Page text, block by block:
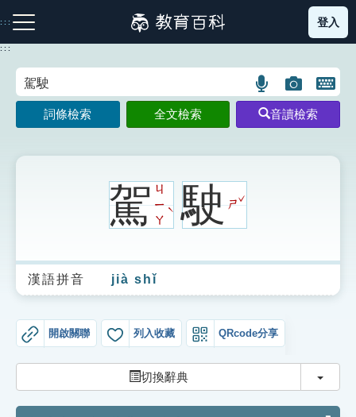
到
主
:::
注音索引圖示 筆畫索引圖示 部首索引表圖示
生字詞彙表
成語故事
索引選單
登入
:::
語
言
搜
圖
片
搜
開
鍵
圖
詞條檢索 全文檢索 音讀檢索
駕ㄐ
ㄧ
ㄚ
ˋ 駛ㄕ
ˇ
漢語拼音 jià shǐ
開啟關聯 列入收藏 QRcode分享
切換辭典 切換